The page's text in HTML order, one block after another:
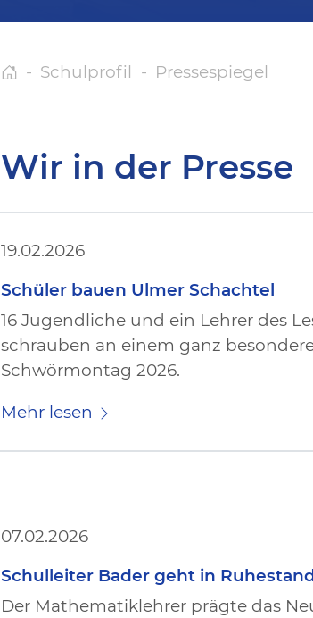
Schulprofil Pressespiegel
Wir in der Presse
19.02.2026
Schüler bauen Ulmer Schachtel
16 Jugendliche und ein Lehrer des
schrauben an einem ganz
Schwörmontag 2026.
Mehr lesen
07.02.2026
Schulleiter Bader geht in
Der Mathematiklehrer prägte das